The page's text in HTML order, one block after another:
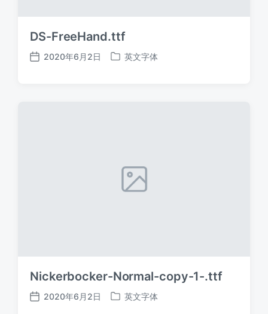
DS-FreeHand.ttf
发
2020年6月2日
发
英文字体
Nickerbocker-Normal-copy-1-.ttf
发
2020年6月2日
发
英文字体